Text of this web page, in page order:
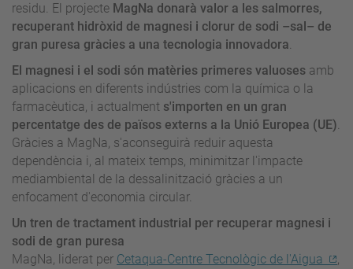
residu. El projecte MagNa donarà valor a les salmorres,
recuperant hidròxid de magnesi i clorur de sodi –sal– de
gran puresa gràcies a una tecnologia innovadora.
El magnesi i el sodi són matèries primeres valuoses amb
aplicacions en diferents indústries com la química o la
farmacèutica, i actualment s'importen en un gran
percentatge des de països externs a la Unió Europea (UE).
Gràcies a MagNa, s'aconseguirà reduir aquesta
dependència i, al mateix temps, minimitzar l'impacte
mediambiental de la dessalinització gràcies a un
enfocament d'economia circular.
Un tren de tractament industrial per recuperar magnesi i
sodi de gran puresa
MagNa, liderat per Cetaqua-Centre Tecnològic de l'Aigua
,